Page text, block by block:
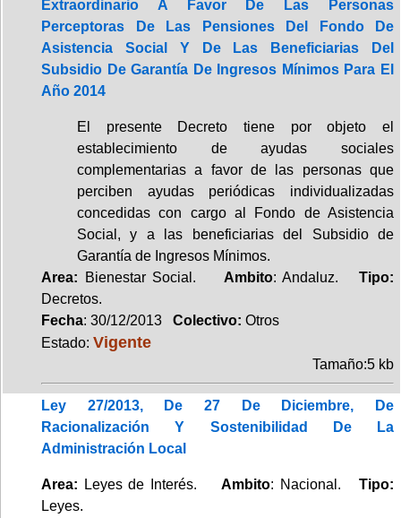
Extraordinario A Favor De Las Personas
Perceptoras De Las Pensiones Del Fondo De
Asistencia Social Y De Las Beneficiarias Del
Subsidio De Garantía De Ingresos Mínimos Para El
Año 2014
El presente Decreto tiene por objeto el
establecimiento de ayudas sociales
complementarias a favor de las personas que
perciben ayudas periódicas individualizadas
concedidas con cargo al Fondo de Asistencia
Social, y a las beneficiarias del Subsidio de
Garantía de Ingresos Mínimos.
Area: Bienestar Social. Ambito: Andaluz.Tipo:
Decretos.
Fecha: 30/12/2013 Colectivo: Otros
Estado: Vigente
Tamaño:5 kb
Ley 27/2013, De 27 De Diciembre, De
Racionalización Y Sostenibilidad De La
Administración Local
Area: Leyes de Interés.Ambito: Nacional.Tipo:
Leyes.